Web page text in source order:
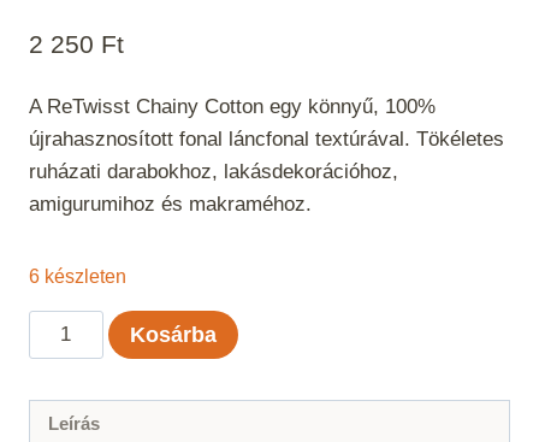
2 250 Ft
A ReTwisst Chainy Cotton egy könnyű, 100%
újrahasznosított fonal láncfonal textúrával. Tökéletes
ruházati darabokhoz, lakásdekorációhoz,
amigurumihoz és makraméhoz.
6 készleten
ReTwisst
Chainy
Kosárba
Leírás